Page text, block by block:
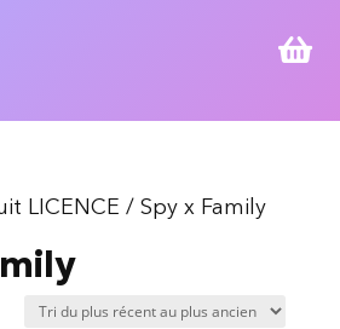

LICENCE / Spy x Family